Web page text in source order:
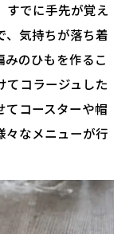
すでに手先が覚え
、気持ちが落ち着
みのひもを作るこ
てコラージュした
てコースターや帽
々なメニューが行